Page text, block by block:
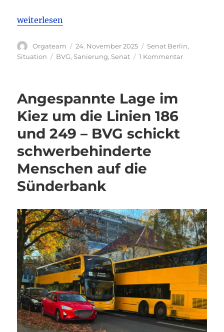
„Es bröckelt weiter – Brückenprobleme im Kiez
weiterlesen
Autor
Orgateam
Veröffentlicht
am
24. November 2025 Kategorien
Senat Berlin,
Situation
Schlagwörter
BVG, Sanierung, Senat 1 Kommentarzu
Angespannte Lage im
Kiez um die Linien 186
und 249 – BVG schickt
schwerbehinderte
Menschen auf die
Sünderbank